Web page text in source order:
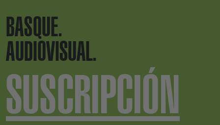
BASQUE.
AUDIOVISUAL.
SUSCRIPCIÓN